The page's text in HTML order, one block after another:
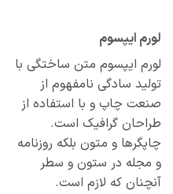
ایپسوم
ایپسوم متن ساختگی با
سادگی نامفهوم از
چاپ و با استفاده از
گرافیک است.
و متون بلکه روزنامه
در ستون و سطر
که لازم است.